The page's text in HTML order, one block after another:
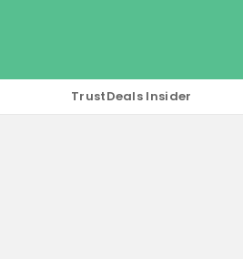
TrustDeals Insider